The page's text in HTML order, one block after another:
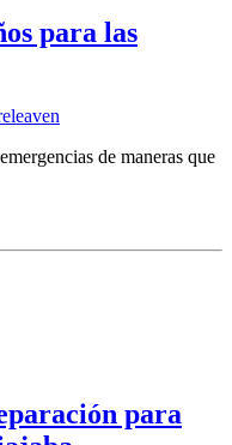
para las
de maneras que
para